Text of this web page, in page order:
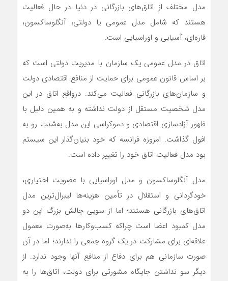
مدل مختلف از اتاق‌های بازرگانی در دنیا در حال فعالیت
هستند که شامل مدل عمومی یا دولتی، آنگلوساکسون،
قاره‌ای، آسیایی و اوراسیایی است.
اتاق در مدل عمومی یک سازمان با مدیریت دولتی است که
بر اساس قانون عمومی برای حمایت از منافع اقتصادی دولت
و سازمان‌های بازرگانی فعالیت می‌کند. درواقع اتاق در این
مدل شخصیت مستقل از دولت نداشته و به همین دلیل با
ظهور آزادسازی اقتصادی و دموکراسی این مدل به‌شدت رو به
افول گذاشت. امروزه فرانسه که خود بنیان‌گذار این سیستم
بود مدل فعالیت اتاق خود را تغییر داده است.
مدل آنگلوساکسون و مدل اوراسیایی با عضویت اختیاری،
خودگردانی و استقلال در تأمین هزینه‌ها لیبرال‌ترین مدل
اتاق‌های بازرگانی هستند؛ اما از سویی چالش بزرگ این دو
مدل کمبود اعضا است چراکه کسب‌وکارها به‌صورت معمول
علاقه‌ای برای مشارکت در یک گروه جمعی را ندارند؛ اما در آن
صورت سازمانی هم برای دفاع از منافع آنها وجود ندارد. از
دیگر سو نداشتن جایگاه مشورتی برای دولت، اتاق‌ها را به